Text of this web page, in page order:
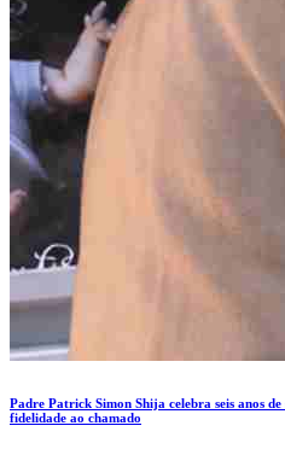
Padre Patrick Simon Shija celebra seis anos
fidelidade ao chamado